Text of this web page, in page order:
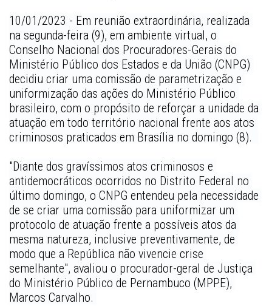
10/01/2023 - Em reunião extraordinária, realizada
na segunda-feira (9), em ambiente virtual, o
Conselho Nacional dos Procuradores-Gerais do
Ministério Público dos Estados e da União (CNPG)
decidiu criar uma comissão de parametrização e
uniformização das ações do Ministério Público
brasileiro, com o propósito de reforçar a unidade da
atuação em todo território nacional frente aos atos
criminosos praticados em Brasília no domingo (8).
"Diante dos gravíssimos atos criminosos e
antidemocráticos ocorridos no Distrito Federal no
último domingo, o CNPG entendeu pela necessidade
de se criar uma comissão para uniformizar um
protocolo de atuação frente a possíveis atos da
mesma natureza, inclusive preventivamente, de
modo que a República não vivencie crise
semelhante", avaliou o procurador-geral de Justiça
do Ministério Público de Pernambuco (MPPE),
Marcos Carvalho.